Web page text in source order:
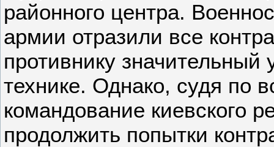
районного центра.
армии отразили все
противнику
технике. Однако, судя по
командование киевского
продолжить попытки